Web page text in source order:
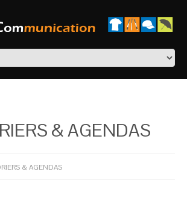
& AGENDAS
& AGENDAS